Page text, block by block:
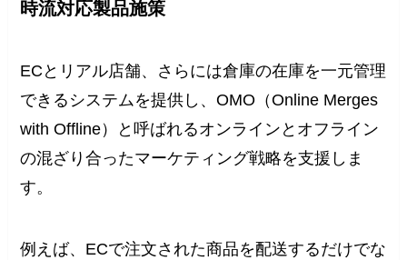
時流対応製品施策
ECとリアル店舗、さらには倉庫の在庫を一元管理
できるシステムを提供し、OMO（Online Merges
with Offline）と呼ばれるオンラインとオフライン
の混ざり合ったマーケティング戦略を支援しま
す。
例えば、ECで注文された商品を配送するだけでな